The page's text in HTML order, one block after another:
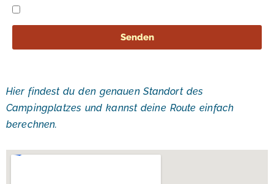
Senden
Hier findest du den genauen Standort des
Campingplatzes und kannst deine Route einfach
berechnen.